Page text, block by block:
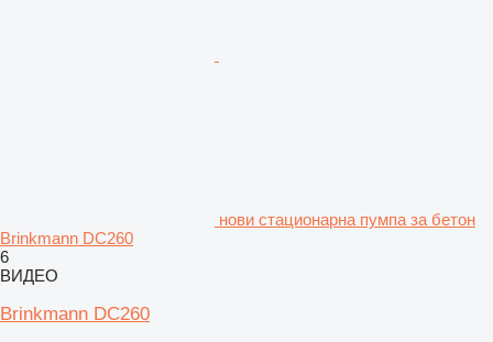
нови стационарна пумпа за бетон
Brinkmann DC260
6
ВИДЕО
Brinkmann DC260